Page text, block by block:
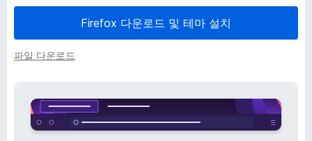
가
기
능
Firefox 다운로드 및 테마 설치
파일 다운로드